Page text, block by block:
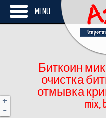
MENU
+
-
Биткоин
очистка
отмывка
mix,